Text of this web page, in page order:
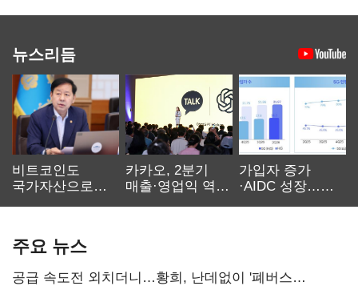
뉴스리듬
비트코인도
국가자산으로…'
카카오, 2분기
매출·영업익 역대
가입자 증가
·AIDC 성장…
주요 뉴스
공급 속도전 외치더니…황희, 난데없이 '폐버스